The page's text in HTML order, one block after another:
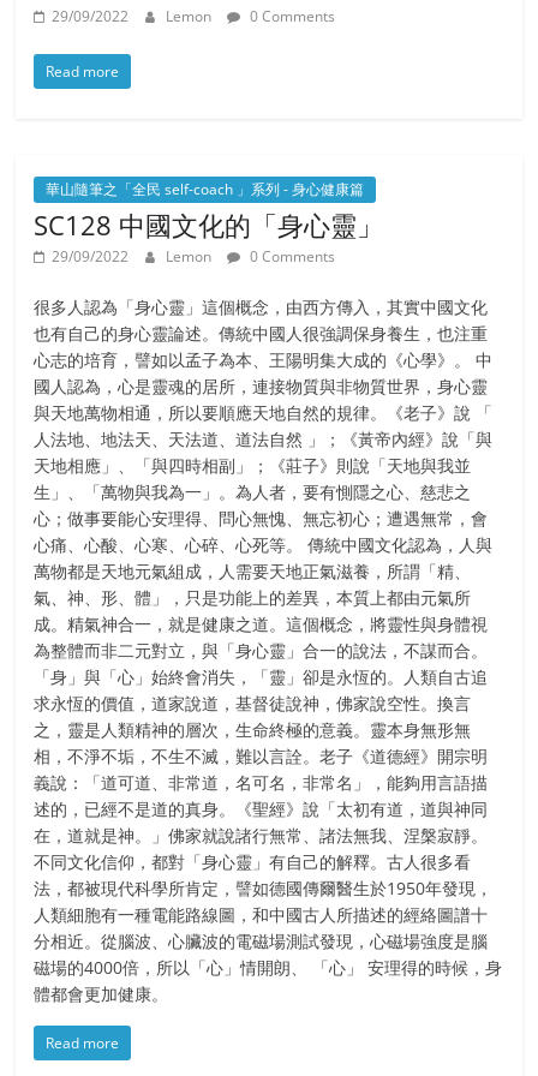
29/09/2022 Lemon 0 Comments
Read more
華山隨筆之「全民 self-coach 」系列 - 身心健康篇
SC128 中國文化的「身心靈」
29/09/2022 Lemon 0 Comments
很多人認為「身心靈」這個概念，由西方傳入，其實中國文化
也有自己的身心靈論述。傳統中國人很強調保身養生，也注重
心志的培育，譬如以孟子為本、王陽明集大成的《心學》。 中
國人認為，心是靈魂的居所，連接物質與非物質世界，身心靈
與天地萬物相通，所以要順應天地自然的規律。《老子》說 「
人法地、地法天、天法道、道法自然 」；《黃帝內經》說「與
天地相應」、「與四時相副」；《莊子》則說「天地與我並
生」、「萬物與我為一」。為人者，要有惻隱之心、慈悲之
心；做事要能心安理得、問心無愧、無忘初心；遭遇無常，會
心痛、心酸、心寒、心碎、心死等。 傳統中國文化認為，人與
萬物都是天地元氣組成，人需要天地正氣滋養，所謂「精、
氣、神、形、體」，只是功能上的差異，本質上都由元氣所
成。精氣神合一，就是健康之道。這個概念，將靈性與身體視
為整體而非二元對立，與「身心靈」合一的說法，不謀而合。
「身」與「心」始終會消失，「靈」卻是永恆的。人類自古追
求永恆的價值，道家說道，基督徒說神，佛家說空性。換言
之，靈是人類精神的層次，生命終極的意義。靈本身無形無
相，不淨不垢，不生不滅，難以言詮。老子《道德經》開宗明
義說：「道可道、非常道，名可名，非常名」，能夠用言語描
述的，已經不是道的真身。《聖經》說「太初有道，道與神同
在，道就是神。」佛家就說諸行無常、諸法無我、涅槃寂靜。
不同文化信仰，都對「身心靈」有自己的解釋。古人很多看
法，都被現代科學所肯定，譬如德國傳爾醫生於1950年發現，
人類細胞有一種電能路線圖，和中國古人所描述的經絡圖譜十
分相近。從腦波、心臟波的電磁場測試發現，心磁場強度是腦
磁場的4000倍，所以「心」情開朗、 「心」 安理得的時候，身
體都會更加健康。
Read more